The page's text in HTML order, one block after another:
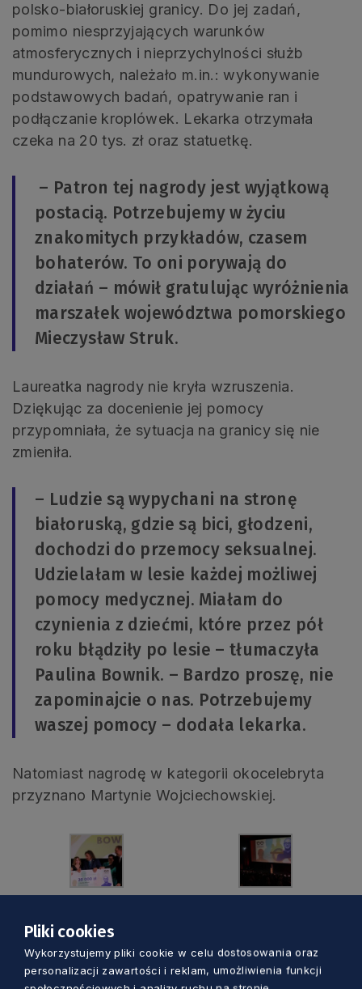
polsko-białoruskiej granicy. Do jej zadań,
pomimo niesprzyjających warunków
atmosferycznych i nieprzychylności służb
mundurowych, należało m.in.: wykonywanie
podstawowych badań, opatrywanie ran i
podłączanie kroplówek. Lekarka otrzymała
czeka na 20 tys. zł oraz statuetkę.
– Patron tej nagrody jest wyjątkową
postacią. Potrzebujemy w życiu
znakomitych przykładów, czasem
bohaterów. To oni porywają do
działań – mówił gratulując wyróżnienia
marszałek województwa pomorskiego
Mieczysław Struk.
Laureatka nagrody nie kryła wzruszenia.
Dziękując za docenienie jej pomocy
przypomniała, że sytuacja na granicy się nie
zmieniła.
– Ludzie są wypychani na stronę
białoruską, gdzie są bici, głodzeni,
dochodzi do przemocy seksualnej.
Udzielałam w lesie każdej możliwej
pomocy medycznej. Miałam do
czynienia z dziećmi, które przez pół
roku błądziły po lesie – tłumaczyła
Paulina Bownik. – Bardzo proszę, nie
zapominajcie o nas. Potrzebujemy
waszej pomocy – dodała lekarka.
Natomiast nagrodę w kategorii okocelebryta
przyznano Martynie Wojciechowskiej.
Pliki cookies
Wykorzystujemy pliki cookie w celu dostosowania oraz
personalizacji zawartości i reklam, umożliwienia funkcji